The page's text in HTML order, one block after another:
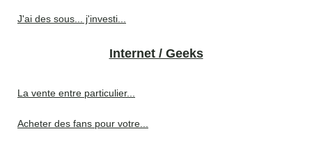
J'ai des sous... j'investi...
Internet / Geeks
La vente entre particulier...
Acheter des fans pour votre...